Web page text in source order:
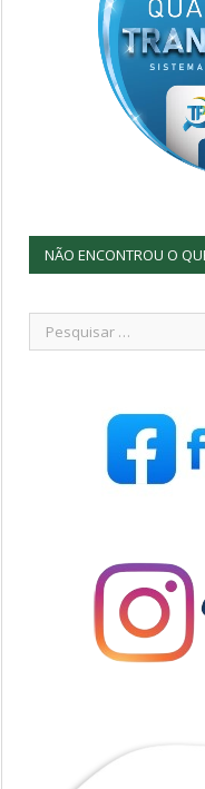
NÃO ENCONTROU O